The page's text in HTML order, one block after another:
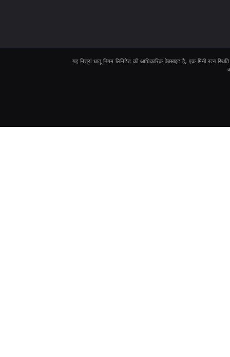
यह मिश्रा धातू निगम लिमिटेड की आधिकारिक वेबसाइट है, एक मिनी रत्न